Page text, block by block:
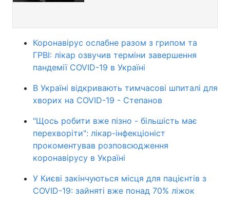
Коронавірус ослабне разом з грипом та
ГРВІ: лікар озвучив терміни завершення
пандемії COVID-19 в Україні
В Україні відкривають тимчасові шпиталі для
хворих на COVID-19 - Степанов
"Щось робити вже пізно - більшість має
перехворіти": лікар-інфекціоніст
прокоментував розповсюдження
коронавірусу в Україні
У Києві закінчуються місця для пацієнтів з
COVID-19: зайняті вже понад 70% ліжок